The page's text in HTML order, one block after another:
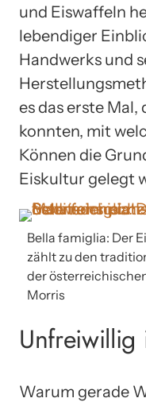
und Eiswaffeln
lebendiger
Handwerks und
es das erste Mal,
konnten, mit
Können die
Eiskultur gelegt
Bella famiglia: Der
zählt zu den
der
Morris
Warum gerade